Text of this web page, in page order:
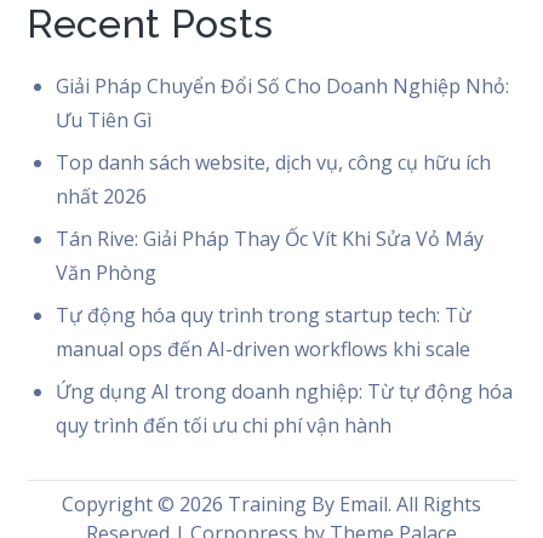
Recent Posts
Giải Pháp Chuyển Đổi Số Cho Doanh Nghiệp Nhỏ:
Ưu Tiên Gì
Top danh sách website, dịch vụ, công cụ hữu ích
nhất 2026
Tán Rive: Giải Pháp Thay Ốc Vít Khi Sửa Vỏ Máy
Văn Phòng
Tự động hóa quy trình trong startup tech: Từ
manual ops đến AI-driven workflows khi scale
Ứng dụng AI trong doanh nghiệp: Từ tự động hóa
quy trình đến tối ưu chi phí vận hành
Copyright © 2026 Training By Email. All Rights